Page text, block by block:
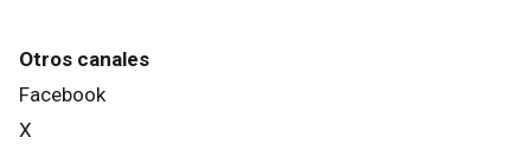
Otros canales
Facebook
X